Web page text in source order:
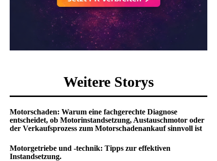
Weitere Storys
Motorschaden: Warum eine fachgerechte Diagnose
entscheidet, ob Motorinstandsetzung, Austauschmotor oder
der Verkaufsprozess zum Motorschadenankauf sinnvoll ist
Motorgetriebe und -technik: Tipps zur effektiven
Instandsetzung.